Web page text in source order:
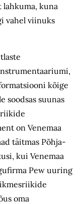
lahkuma, kuna
vahel viinuks
kõige
soodsas suunas
riikide
on Venemaa
täitmas Põhja-
kui Venemaa
Pew uuring
oma